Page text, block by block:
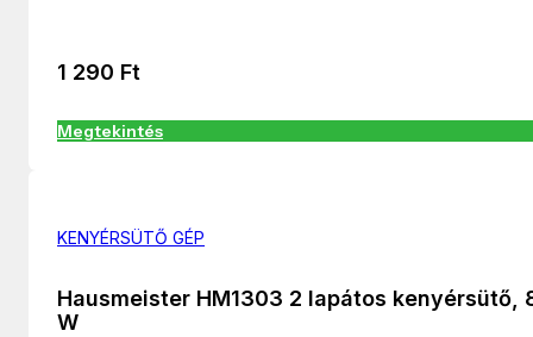
1 290 Ft
Megtekintés
KENYÉRSÜTŐ GÉP
Hausmeister HM1303 2 lapátos kenyérsütő,
W